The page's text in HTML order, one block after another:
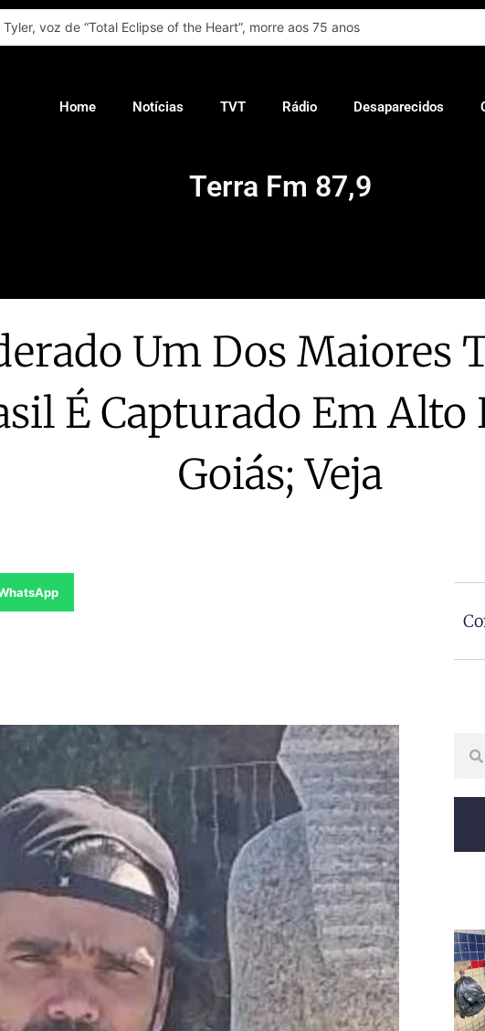
Tyler, voz de “Total Eclipse of the Heart”, morre aos 75 anos
Home Notícias TVT Rádio Desaparecidos
Terra Fm 87,9
Um Dos Maiores
É Capturado Em Alto
Goiás; Veja